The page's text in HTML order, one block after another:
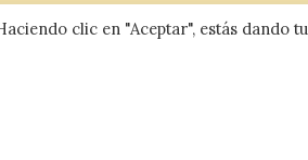
clic en "Aceptar", estás dando